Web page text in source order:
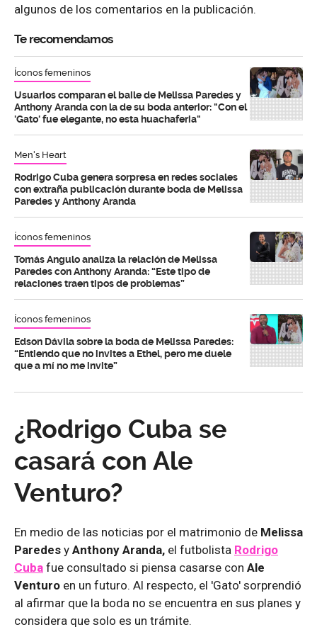
algunos de los comentarios en la publicación.
Te recomendamos
Íconos femeninos
Usuarios comparan el baile de Melissa Paredes y
Anthony Aranda con la de su boda anterior: "Con el
'Gato' fue elegante, no esta huachaferia"
Men's Heart
Rodrigo Cuba genera sorpresa en redes sociales
con extraña publicación durante boda de Melissa
Paredes y Anthony Aranda
Íconos femeninos
Tomás Angulo analiza la relación de Melissa
Paredes con Anthony Aranda: “Este tipo de
relaciones traen tipos de problemas”
Íconos femeninos
Edson Dávila sobre la boda de Melissa Paredes:
“Entiendo que no invites a Ethel, pero me duele
que a mí no me invite”
¿Rodrigo Cuba se
casará con Ale
Venturo?
En medio de las noticias por el matrimonio de Melissa
Paredes y Anthony Aranda, el futbolista Rodrigo
Cuba fue consultado si piensa casarse con Ale
Venturo en un futuro. Al respecto, el 'Gato' sorprendió
al afirmar que la boda no se encuentra en sus planes y
considera que solo es un trámite.